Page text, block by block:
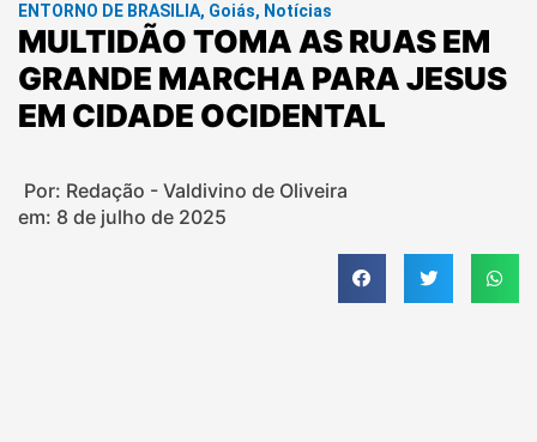
ENTORNO DE BRASILIA, Goiás, Notícias
MULTIDÃO TOMA AS RUAS EM
GRANDE MARCHA PARA JESUS
EM CIDADE OCIDENTAL
Por: Redação - Valdivino de Oliveira
em: 8 de julho de 2025